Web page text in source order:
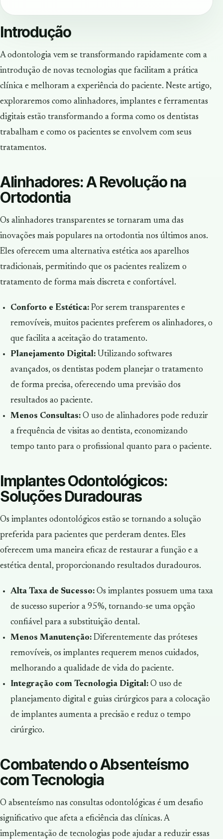
Introdução
A odontologia vem se transformando rapidamente com a
introdução de novas tecnologias que facilitam a prática
clínica e melhoram a experiência do paciente. Neste artigo,
exploraremos como alinhadores, implantes e ferramentas
digitais estão transformando a forma como os dentistas
trabalham e como os pacientes se envolvem com seus
tratamentos.
Alinhadores: A Revolução na
Ortodontia
Os alinhadores transparentes se tornaram uma das
inovações mais populares na ortodontia nos últimos anos.
Eles oferecem uma alternativa estética aos aparelhos
tradicionais, permitindo que os pacientes realizem o
tratamento de forma mais discreta e confortável.
Conforto e Estética:Por serem transparentes e
removíveis, muitos pacientes preferem os alinhadores, o
que facilita a aceitação do tratamento.
Planejamento Digital:Utilizando softwares
avançados, os dentistas podem planejar o tratamento
de forma precisa, oferecendo uma previsão dos
resultados ao paciente.
Menos Consultas:O uso de alinhadores pode reduzir
a frequência de visitas ao dentista, economizando
tempo tanto para o profissional quanto para o paciente.
Implantes Odontológicos:
Soluções Duradouras
Os implantes odontológicos estão se tornando a solução
preferida para pacientes que perderam dentes. Eles
oferecem uma maneira eficaz de restaurar a função e a
estética dental, proporcionando resultados duradouros.
Alta Taxa de Sucesso:Os implantes possuem uma taxa
de sucesso superior a 95%, tornando-se uma opção
confiável para a substituição dental.
Menos Manutenção:Diferentemente das próteses
removíveis, os implantes requerem menos cuidados,
melhorando a qualidade de vida do paciente.
Integração com Tecnologia Digital:O uso de
planejamento digital e guias cirúrgicos para a colocação
de implantes aumenta a precisão e reduz o tempo
cirúrgico.
Combatendo o Absenteísmo
com Tecnologia
O absenteísmo nas consultas odontológicas é um desafio
significativo que afeta a eficiência das clínicas. A
implementação de tecnologias pode ajudar a reduzir essas